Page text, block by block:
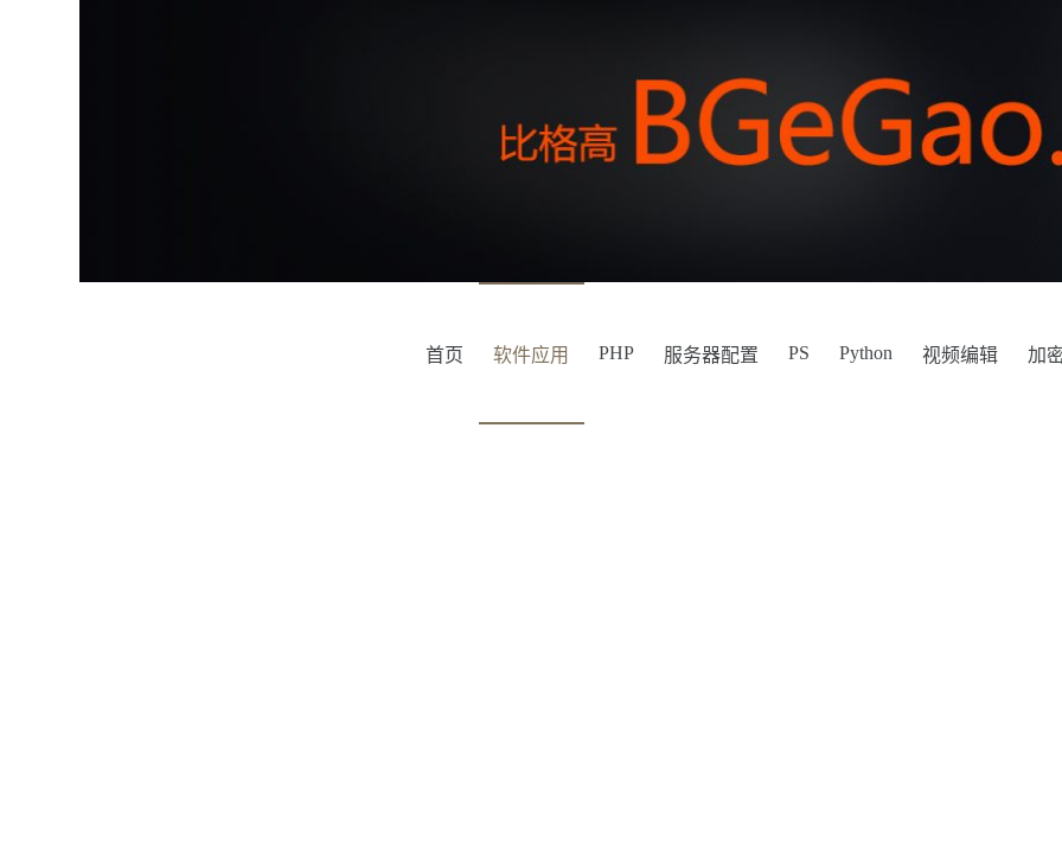
首页 软件应用 PHP 服务器配置 PS Python 视频编辑 加